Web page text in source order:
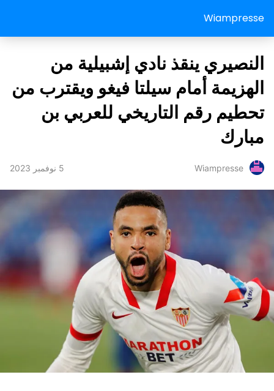
Wiampresse
النصيري ينقذ نادي إشبيلية من
الهزيمة أمام سيلتا فيغو ويقترب من
تحطيم رقم التاريخي للعربي بن
مبارك
Wiampresse 5 نوفمبر 2023